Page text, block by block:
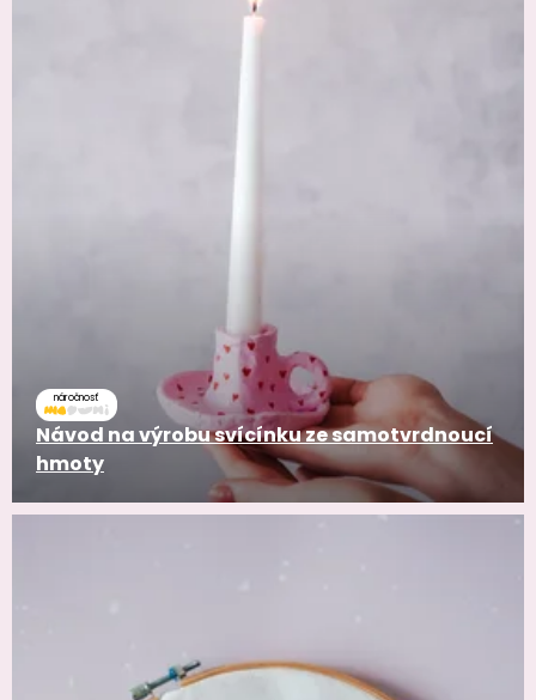
náročnosť
Návod na výrobu svícínku ze samotvrdnoucí
hmoty